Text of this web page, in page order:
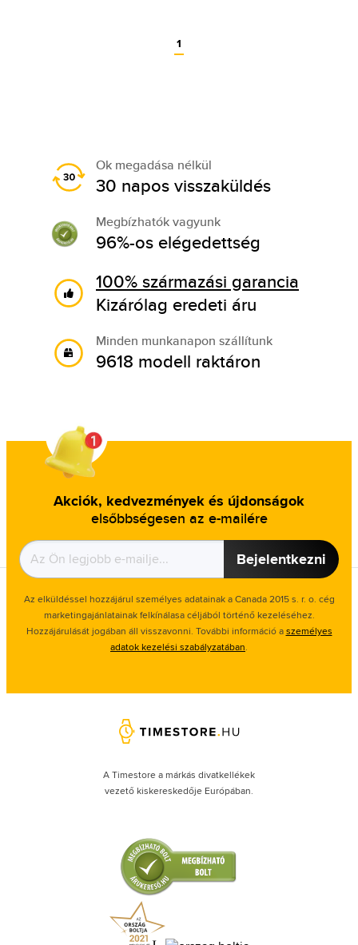
1
Ok megadása nélkül
30 napos visszaküldés
Megbízhatók vagyunk
96%-os elégedettség
100% származási garancia
Kizárólag eredeti áru
Minden munkanapon szállítunk
9618 modell raktáron
Akciók, kedvezmények és újdonságok
elsőbbségesen az e-mailére
Bejelentkezni
Az elküldéssel hozzájárul személyes adatainak a Canada 2015 s. r. o. cég
marketingajánlatainak felkínálasa céljából történő kezeléséhez.
Hozzájárulását jogában áll visszavonni. További információ aszemélyes
adatok kezelési szabályzatában.
A Timestore a márkás divatkellékek
vezető kiskereskedője Európában.